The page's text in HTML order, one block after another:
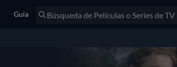
Guía